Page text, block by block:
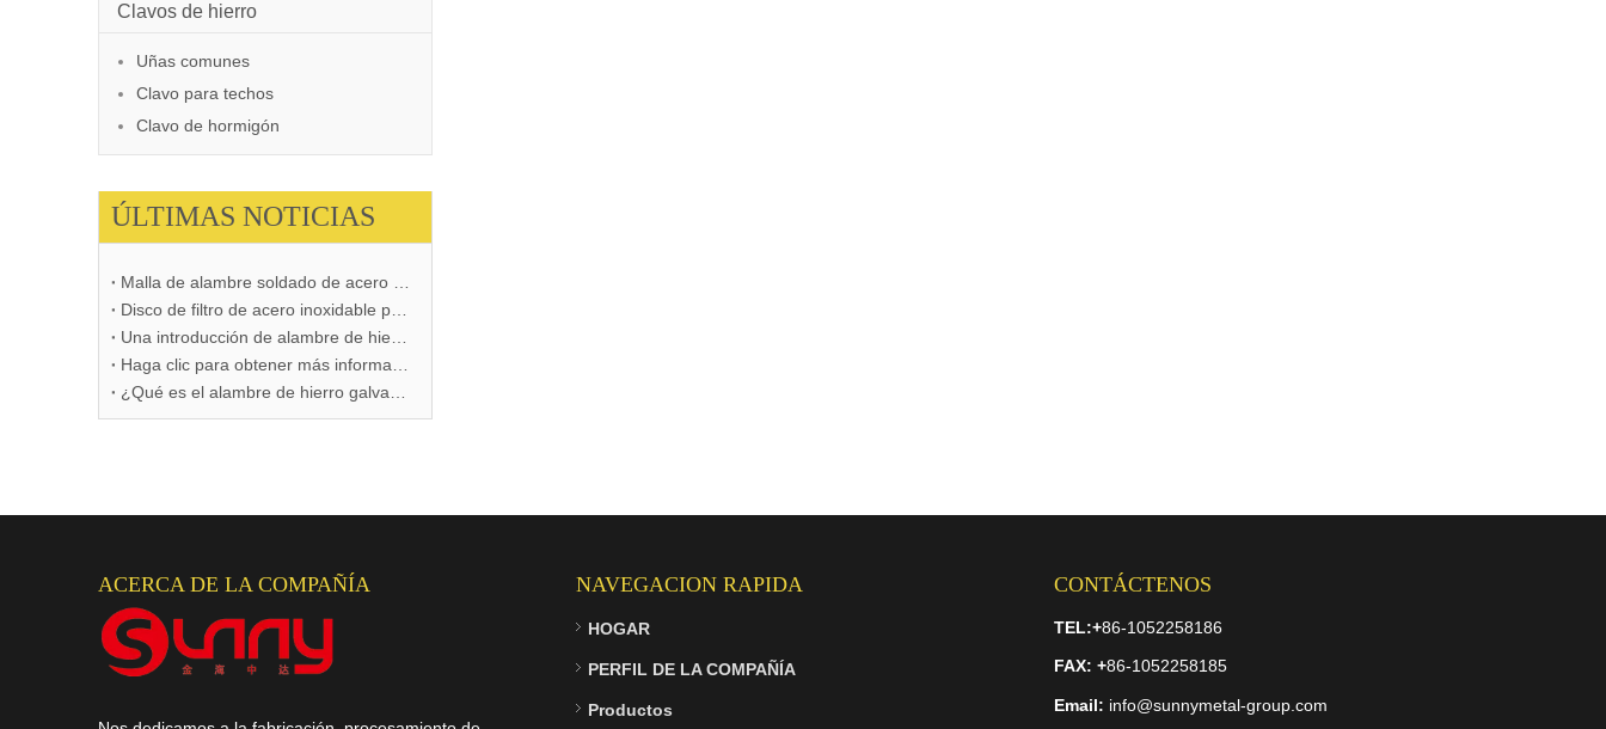
Clavos de hierro
Uñas comunes
Clavo para techos
Clavo de hormigón
ÚLTIMAS NOTICIAS
Malla de alambre soldado de acero inoxidable
Disco de filtro de acero inoxidable para problemas de filtración
Una introducción de alambre de hierro cortado
Haga clic para obtener más información sobre tela de alambre de acero inoxidable
¿Qué es el alambre de hierro galvanizado en caliente?
ACERCA DE LA COMPAÑÍA NAVEGACION RAPIDA
HOGAR
PERFIL DE LA COMPAÑÍA
Productos
CONTÁCTENOS
TEL:+86-1052258186
FAX: +86-1052258185
Email: info@sunnymetal-group.com